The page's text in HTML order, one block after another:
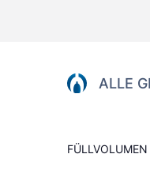
ALLE
FÜLLVOLUMEN